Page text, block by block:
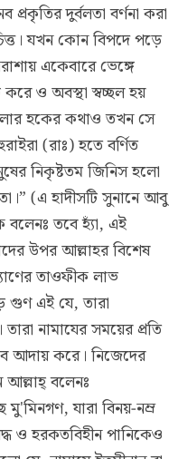
প্রকৃতির দুর্বলতা বর্ণনা করা
যখন কোন বিপদে পড়ে
একেবারে ভেঙ্গে
ও অবস্থা স্বচ্ছল হয়
হকের কথাও তখন সে
(রাঃ) হতে বর্ণিত
নিকৃষ্টতম জিনিস হলো
(এ হাদীসটি সুনানে আবু
বলেনঃ তবে হ্যাঁ, এই
উপর আল্লাহর বিশেষ
তাওফীক লাভ
গুণ এই যে, তারা
নামাযের সময়ের প্রতি
আদায় করে। নিজেদের
আল্লাহ্ বলেনঃ
যারা বিনয়-নম্র
ও হরকতবিহীন পানিকেও